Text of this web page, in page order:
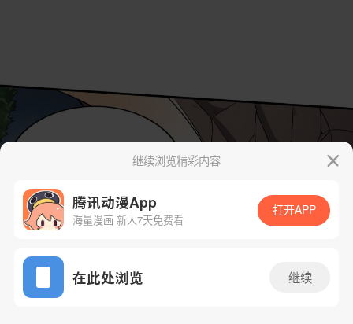
App免费看
继续浏览精彩内容
腾讯动漫App
海量漫画 新人7天免费看
打开APP
在此处浏览 继续